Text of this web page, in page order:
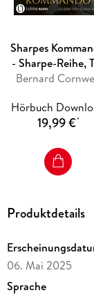
Sharpes
- Sharpe-Reihe,
23
Bernard
Hörbuch
19,99 €*
Produktdetails
06. Mai 2025
Sprache